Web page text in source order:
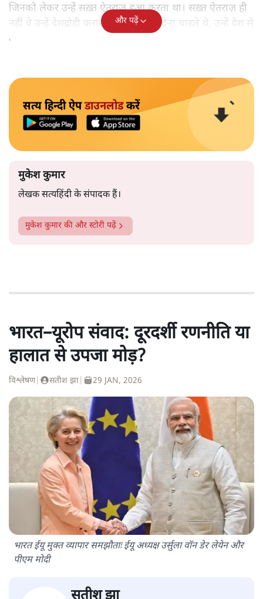
जिनको लेकर उन्हें सख़्त ऐतराज़ हुआ करता था। सख़्त ऐतराज़ ही
नहीं वे उन्हें देशद्रोही करार देकर जेल भेज देना चाहते थे, उन्हें देश से
बाहर चले जाने को कह रहे थे।
और पढ़ें
सत्य हिन्दी ऐपडाउनलोडकरें
मुकेश कुमार
लेखक सत्यहिंदी के संपादक हैं।
मुकेश कुमार की और स्टोरी पढ़ें
भारत–यूरोप संवाद: दूरदर्शी रणनीति या
हालात से उपजा मोड़?
विश्लेषण| सतीश झा 29 JAN, 2026
भारत ईयू मुक्त व्यापार समझौताः ईयू अध्यक्ष उर्सुला वॉन डेर लेयेन और
पीएम मोदी